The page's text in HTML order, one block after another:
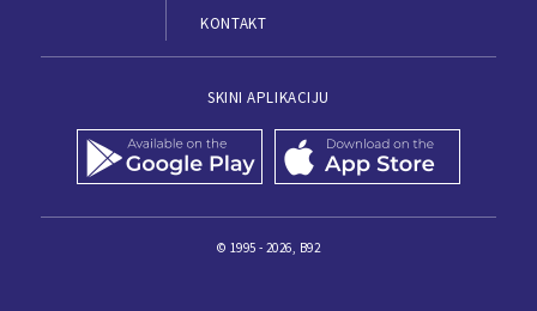
KONTAKT
SKINI APLIKACIJU
© 1995 - 2026, B92